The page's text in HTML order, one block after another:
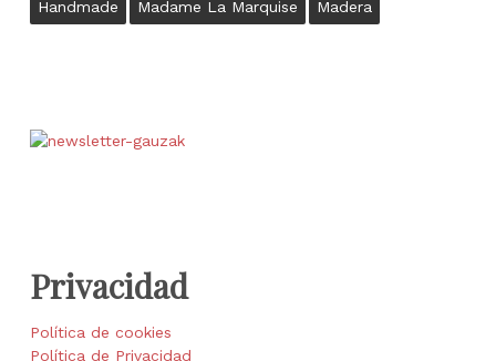
Handmade Madame La Marquise Madera
Privacidad
Política de cookies
Política de Privacidad